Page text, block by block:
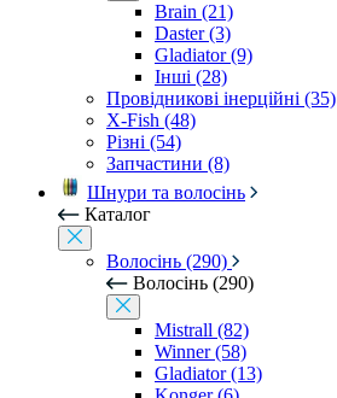
Brain (21)
Daster (3)
Gladiator (9)
Інші (28)
Провідникові інерційні (35)
X-Fish (48)
Різні (54)
Запчастини (8)
Шнури та волосінь
Каталог
Волосінь (290)
Волосінь (290)
Mistrall (82)
Winner (58)
Gladiator (13)